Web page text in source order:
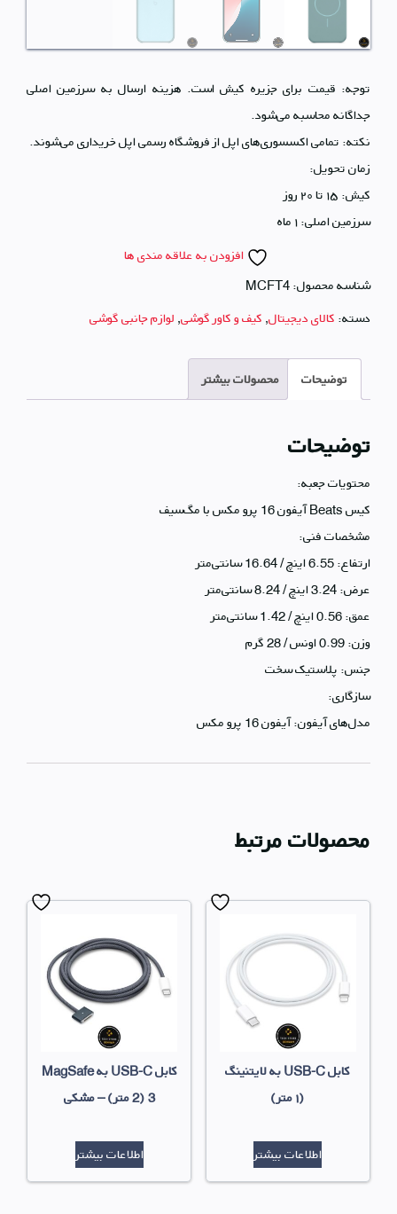
توجه: قیمت‌ برای جزیره کیش است. هزینه ارسال به سرزمین اصلی
جداگانه محاسبه می‌شود.
نکته: تمامی اکسسوری‌های اپل از فروشگاه رسمی اپل خریداری می‌شوند.
زمان تحویل:
کیش: ۱۵ تا ۲۰ روز
سرزمین اصلی: ۱ ماه
افزودن به علاقه مندی ها
شناسه محصول:MCFT4
دسته: کالای دیجیتال, کیف و کاور گوشی, لوازم جانبی گوشی
توضیحات محصولات بیشتر
توضیحات
محتویات جعبه:
کیس Beats آیفون 16 پرو مکس با مگ‌سیف
مشخصات فنی:
ارتفاع: 6.55 اینچ / 16.64 سانتی‌متر
عرض: 3.24 اینچ / 8.24 سانتی‌متر
عمق: 0.56 اینچ / 1.42 سانتی‌متر
وزن: 0.99 اونس / 28 گرم
جنس: پلاستیک سخت
سازگاری:
مدل‌های آیفون: آیفون 16 پرو مکس
محصولات مرتبط
کابل USB-C به لایتنینگ
(۱ متر)
اطلاعات بیشتر
کابل USB-C به MagSafe
3 (2 متر) – مشکی
اطلاعات بیشتر